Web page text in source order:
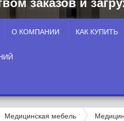
О КОМПАНИИ КАК КУПИТЬ
Медицинская мебель